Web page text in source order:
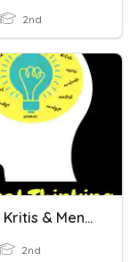
2nd
Berfikir Kritis & Mencintai Ilmu Pengetahuan
2nd